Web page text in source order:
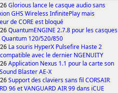
Glorious lance le casque audio sans
GHS Wireless InfinitePlay mais
de CORE est bloqué
QuantumENGINE 2.7.8 pour les casques
Quantum 120/520/850
La souris HyperX Pulsefire Haste 2
avec le dernier NGENUITY
Application Nexus 1.1 pour la carte son
Blaster AE-X
Support des claviers sans fil CORSAIR
96 et VANGUARD AIR 99 dans iCUE